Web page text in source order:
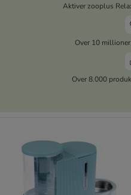
Aktiver zooplus
Over 10
Over 8.000